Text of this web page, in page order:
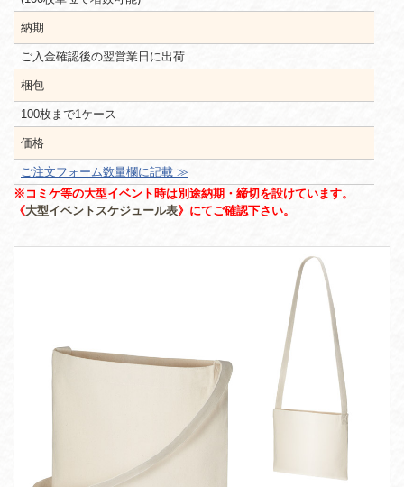
納期
ご入金確認後の翌営業日に出荷
梱包
100枚まで1ケース
価格
ご注文フォーム数量欄に記載 ≫
※コミケ等の大型イベント時は別途納期・締切を設けています。
《大型イベントスケジュール表》にてご確認下さい。